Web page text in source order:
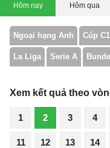
Hôm nay Hôm qua
Ngoại hạng Anh Cúp C1
La Liga Serie A
Xem kết quả theo
1 2 3 4
11 12 13 14